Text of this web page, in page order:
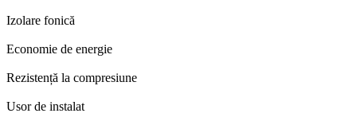
Izolare fonică
Economie de energie
Rezistență la compresiune
Usor de instalat